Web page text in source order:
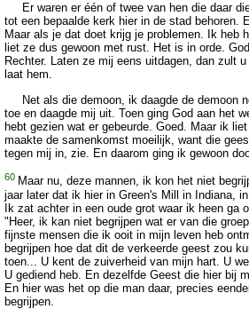
Er waren er één of twee van hen die daar
tot een bepaalde kerk hier in de stad behoren.
Maar als je dat doet krijg je problemen. Ik heb
liet ze dus gewoon met rust. Het is in orde.
Rechter. Laten ze mij eens uitdagen, dan zult
laat hem.
Net als die demoon, ik daagde de demoon
toe en daagde mij uit. Toen ging God aan het
hebt gezien wat er gebeurde. Goed. Maar ik
maakte de samenkomst moeilijk, want die
tegen mij in, zie. En daarom ging ik gewoon
60 Maar nu, deze mannen, ik kon het niet
jaar later dat ik hier in Green's Mill in Indiana,
Ik zat achter in een oude grot waar ik heen ga
"Heer, ik kan niet begrijpen wat er van die
fijnste mensen die ik ooit in mijn leven heb
begrijpen hoe dat dit de verkeerde geest zou
toen... U kent de zuiverheid van mijn hart. U
U gediend heb. En dezelfde Geest die hier bij
En hier was het op die man daar, precies
begrijpen.